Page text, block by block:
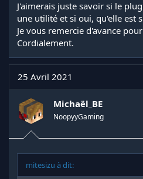
e
l
d
i
s
u
s
i
o
J'aimerais juste savoir si le
une utilité et si oui, qu'elle est
Je vous remercie d'avance
Cordialement.
25 Avril 2021
Michaël_BE
NoopyyGaming
mitesizu à dit: